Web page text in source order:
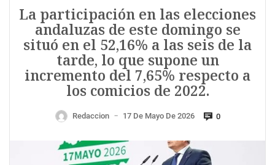
La participación en las elecciones
andaluzas de este domingo se
situó en el 52,16% a las seis de la
tarde, lo que supone un
incremento del 7,65% respecto a
los comicios de 2022.
Redaccion — 17 De Mayo De 2026 0